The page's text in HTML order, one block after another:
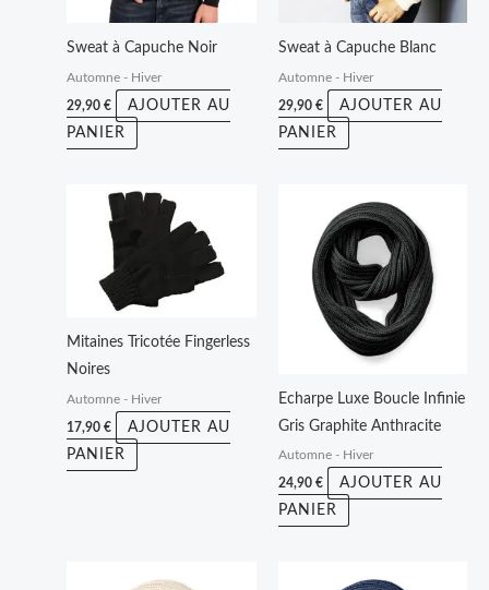
Sweat à Capuche Noir
Automne - Hiver
29,90€
AJOUTER AU
PANIER
Sweat à Capuche Blanc
Automne - Hiver
29,90 €
AJOUTER AU
PANIER
Mitaines Tricotée Fingerless
Noires
Automne - Hiver
17,90€
AJOUTER AU
PANIER
Echarpe Luxe Boucle Infinie
Gris Graphite Anthracite
Automne - Hiver
24,90 €
AJOUTER AU
PANIER